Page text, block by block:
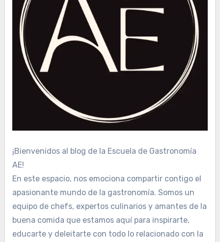
¡Bienvenidos al blog de la Escuela de Gastronomía
AE!
En este espacio, nos emociona compartir contigo el
apasionante mundo de la gastronomía. Somos un
equipo de chefs, expertos culinarios y amantes de la
buena comida que estamos aquí para inspirarte,
educarte y deleitarte con todo lo relacionado con la